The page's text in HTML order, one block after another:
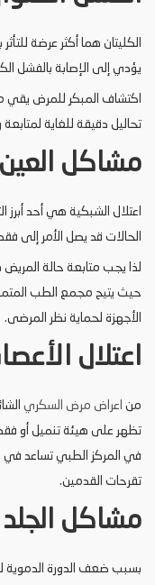
الكليتان هما أكثر عرضة
يؤدي إلى الإصابة بالفشل
اكتشاف المبكر للمرض يقي
تحاليل دقيقة للغاية
مشاكل
اعتلال الشبكية هي أحد
الحالات قد يصل الأمر إلى
لذا يجب متابعة حالة
حيث يتيح مجمع الطب
الأجهزة لحماية نظر المرضى.
اعتلال
من اعراض مرض السكري
تظهر على هيئة تنميل أو
في المركز الطبي تساعد
تقرحات القدمين.
مشاكل
بسبب ضعف الدورة الدموية